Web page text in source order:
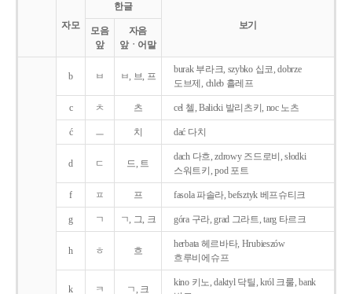
자모
한글
보기
모음
앞
자음
앞ㆍ어말
b ㅂ ㅂ, 브, 프
burak 부라크, szybko 십코, dobrze
도브제, chleb 흘레프
c ㅊ 츠 cel 첼, Balicki 발리츠키, noc 노츠
ć ㅡ 치 dać 다치
d ㄷ 드, 트
dach 다흐, zdrowy 즈드로비, słodki
스워트키, pod 포트
f ㅍ 프 fasola 파솔라, befsztyk 베프슈티크
g ㄱ ㄱ, 그, 크 góra 구라, grad 그라트, targ 타르크
h ㅎ 흐
herbata 헤르바타, Hrubieszów
흐루비에슈프
k ㅋ ㄱ, 크
kino 키노, daktyl 닥틸, król 크룰, bank